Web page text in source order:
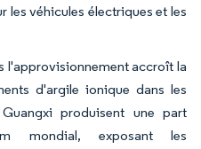
les véhicules électriques et les
l'approvisionnement accroît la
d'argile ionique dans les
produisent une part
mondial, exposant les